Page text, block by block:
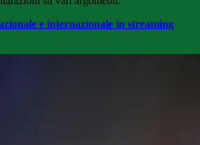
e internazionale in streaming